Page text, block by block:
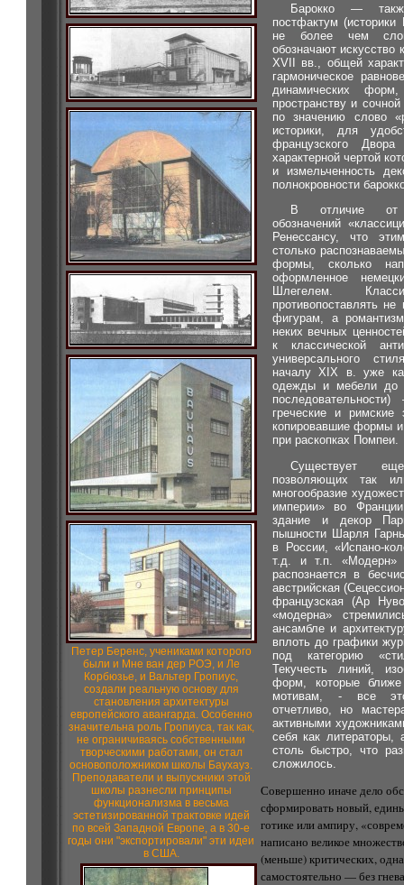
Петер Беренс, учениками которого
были и Мне ван дер РОЭ, и Ле
Корбюзье, и Вальтер Гропиус,
создали реальную основу для
становления архитектуры
европейского авангарда. Особенно
значительна роль Гропиуса, так как,
не ограничиваясь собственными
творческими работами, он стал
основоположником школы Баухауз.
Преподаватели и выпускники этой
школы разнесли принципы
функционализма в весьма
эстетизированной трактовке идей
по всей Западной Европе, а в 30-е
годы они "экспортировали" эти идеи
в США.
Барокко —
постфактум
не более чем
обозначают
XVII вв., общей
гармоническое
динамических
пространству и
по значению слово
историки, для
французского
характерной чертой
и измельченность
полнокровности
В отличие от
обозначений
Ренессансу, что
столько
формы, сколько
оформленное
Шлегелем.
противопоставлять
фигурам, а
неких вечных
к классической
универсального
началу XIX в. уже
одежды и мебели до
греческие и
копировавшие формы
при раскопках Помпеи.
Существует
позволяющих так
многообразие
империи» во
здание и декор
пышности Шарля
в России, «Испано-
т.д. и т.п. «Модерн»
распознается в
австрийская
французская (Ар
«модерна»
ансамбле и
вплоть до графики
под категорию
Текучесть линий,
форм, которые
мотивам, - все это
отчетливо, но
активными
себя как литераторы,
столь быстро, что
сложилось.
Совершенно иначе дело
сформировать новый,
готике или ампиру,
написано великое
(меньше) критических,
самостоятельно — без